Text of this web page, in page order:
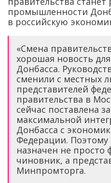
промышленности
в российскую
«Смена
хорошая новость
Донбасса.
сменили с местных
представителей
правительства в
сейчас поставлена
максимальной
Донбасса с
Федерации.
назначен не просто
чиновник, а
Минпромторга.